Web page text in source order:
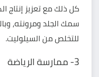
كل ذلك مع تعزيز إنتاج
سمك الجلد ومرونته،
للتخلص من السيلوليت.
3- ممارسة الرياضة